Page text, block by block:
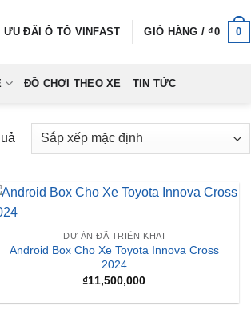
ƯU ĐÃI Ô TÔ VINFAST GIỎ HÀNG /₫0 0
ĐỒ CHƠI THEO XE TIN TỨC
DỰ ÁN ĐÃ TRIỂN KHAI
Android Box Cho Xe Toyota Innova Cross
2024
₫11,500,000